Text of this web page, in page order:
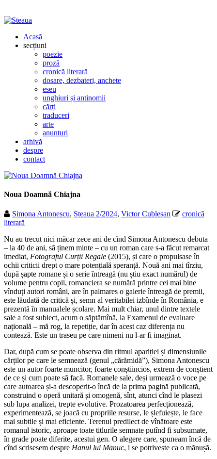
Acasă
secțiuni
poezie
proză
cronică literară
dosare, dezbateri, anchete
eseu
unghiuri și antinomii
cărți
traduceri
arte
anunțuri
arhivă
despre
contact
Noua Doamnă Chiajna
Simona Antonescu, Steaua 2/2024, Victor Cubleșan
cronică
literară
Nu au trecut nici măcar zece ani de cînd Simona Antonescu debuta
– la 40 de ani, să ținem minte – cu un roman care s-a făcut remarcat
imediat, Fotograful Curții Regale (2015), și care o propulsase în
ochii criticii drept o mare potențială speranță. Nouă ani mai tîrziu,
după șapte romane și o serie întreagă (nu știu exact numărul) de
volume pentru copii, romanciera se numără printre cei mai bine
vînduți autori români, are în palmares o galerie întreagă de premii,
este lăudată de critică și, semn al veritabilei izbînde în România, e
prezentă în manualele școlare. Mai mult chiar, unul dintre textele
sale a fost subiect, acum o săptămînă, la Examenul de evaluare
națională – mă rog, la repetiție, dar în acest caz diferența nu
contează. Este un traseu pe care nimeni nu l-ar fi imaginat.
Dar, după cum se poate observa din ritmul apariției și dimensiunile
cărților pe care le semnează (genul „cărămidă”), Simona Antonescu
este un autor foarte muncitor, foarte conștiincios, extrem de conștient
de ce și cum poate să facă. Romanele sale, deși urmează o voce pe
care autoarea și-a descoperit-o încă de la prima pagină publicată,
construind o operă unitară și omogenă, sînt, atunci cînd le plasezi
sub lupa analizei, trepte evolutive. Prozatoarea perfecționează,
experimentează, se joacă cu propriile resurse, le șlefuiește, le face
mai subtile și mai eficiente. Terenul predilect de vînătoare este
romanul istoric, aproape toate titlurile semnate putînd fi subsumate,
în grade poate diferite, acestui gen. O alegere care, spuneam încă de
cînd scrisesem despre Hanul lui Manuc, i se potrivește ca o mănușă.